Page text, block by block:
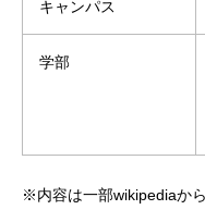
キャンパス
学部
※内容は一部wikipediaか